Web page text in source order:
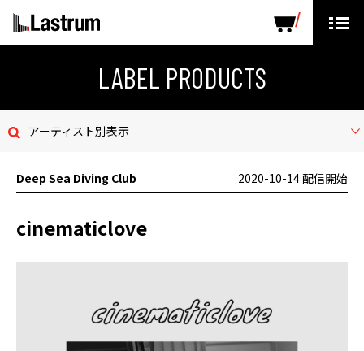
LABEL PRODUCTS
お問い合わせ
デモテープ
ENGLISH PAGE
LABEL PRODUCTS
アーティスト別表示
Deep Sea Diving Club 2020-10-14 配信開始
cinematiclove